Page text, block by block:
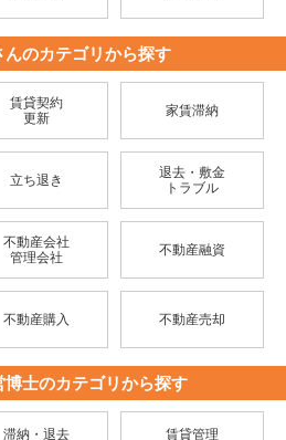
んのカテゴリから探す
賃貸契約
更新
家賃滞納
立ち退き
退去・敷金
トラブル
不動産会社
管理会社
不動産融資
不動産購入 不動産売却
士のカテゴリから探す
滞納・退去 賃貸管理